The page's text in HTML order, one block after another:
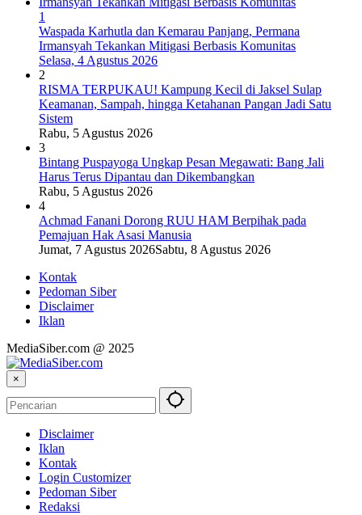
1
Waspada Karhutla dan Kemarau Panjang, Permana
Irmansyah Tekankan Mitigasi Berbasis Komunitas
Selasa, 4 Agustus 2026
2
RISMA TERPUKAU! Kampung Kecil di Jaksel Sulap
Keamanan, Sampah, hingga Ketahanan Pangan Jadi Satu
Sistem
Rabu, 5 Agustus 2026
3
Bintang Puspayoga Ungkap Pesan Megawati: Bang Jali
Harus Terus Dipantau dan Dikembangkan
Rabu, 5 Agustus 2026
4
Achmad Fanani Dorong RUU HAM Berpihak pada
Pemajuan Hak Asasi Manusia
Jumat, 7 Agustus 2026Sabtu, 8 Agustus 2026
Kontak
Pedoman Siber
Disclaimer
Iklan
MediaSiber.com @ 2025
×
Disclaimer
Iklan
Kontak
Login Customizer
Pedoman Siber
Redaksi